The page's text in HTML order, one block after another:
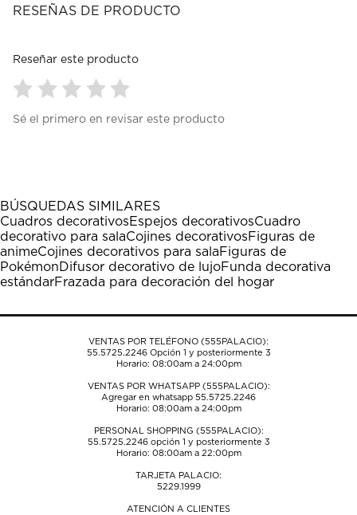
RESEÑAS DE PRODUCTO
Reseñar este producto
para
1
estrella
Esta
acción
abrirá
el
formulario
envío.
para
estrellas.
Esta
acción
abrirá
el
formulario
envío.
para
estrellas.
Esta
acción
abrirá
el
formulario
envío.
para
estrellas.
Esta
acción
abrirá
el
formulario
envío.
para
estrellas.
Esta
acción
abrirá
el
formulario
envío.
Sé el primero en revisar este producto
BÚSQUEDAS SIMILARES
Cuadros decorativosEspejos decorativosCuadro
decorativo para salaCojines decorativosFiguras de
animeCojines decorativos para salaFiguras de
Pokémon Difusor decorativo de lujoFunda decorativa
estándarFrazada para decoración del hogar
VENTAS POR TELÉFONO (555PALACIO):
55.5725.2246Opción 1 y posteriormente 3
Horario: 08:00am a 24:00pm
VENTAS POR WHATSAPP (555PALACIO):
Agregar en whatsapp 55.5725.2246
Horario: 08:00am a 24:00pm
PERSONAL SHOPPING (555PALACIO):
55.5725.2246opción 1 y posteriormente 3
Horario: 08:00am a 22:00pm
TARJETA PALACIO:
5229.1999
ATENCIÓN A CLIENTES